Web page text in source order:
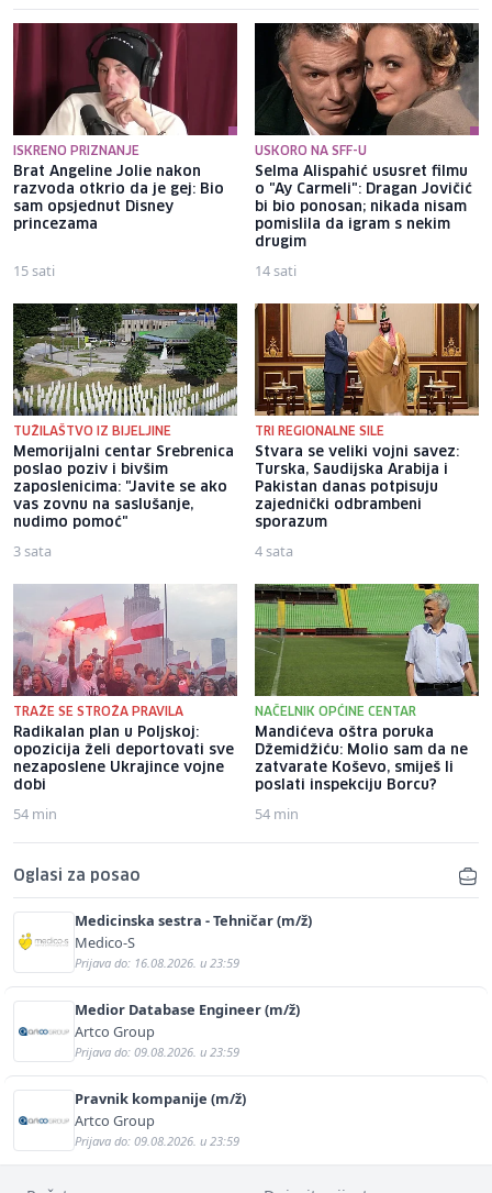
ISKRENO PRIZNANJE
Brat Angeline Jolie nakon
razvoda otkrio da je gej: Bio
sam opsjednut Disney
princezama
15 sati
USKORO NA SFF-U
Selma Alispahić ususret filmu
o "Ay Carmeli": Dragan Jovičić
bi bio ponosan; nikada nisam
pomislila da igram s nekim
drugim
14 sati
TUŽILAŠTVO IZ BIJELJINE
Memorijalni centar Srebrenica
poslao poziv i bivšim
zaposlenicima: "Javite se ako
vas zovnu na saslušanje,
nudimo pomoć"
3 sata
TRI REGIONALNE SILE
Stvara se veliki vojni savez:
Turska, Saudijska Arabija i
Pakistan danas potpisuju
zajednički odbrambeni
sporazum
4 sata
TRAŽE SE STROŽA PRAVILA
Radikalan plan u Poljskoj:
opozicija želi deportovati sve
nezaposlene Ukrajince vojne
dobi
54 min
NAČELNIK OPĆINE CENTAR
Mandićeva oštra poruka
Džemidžiću: Molio sam da ne
zatvarate Koševo, smiješ li
poslati inspekciju Borcu?
54 min
Oglasi za posao
Medicinska sestra - Tehničar (m/ž)
Medico-S
Prijava do: 16.08.2026. u 23:59
Medior Database Engineer (m/ž)
Artco Group
Prijava do: 09.08.2026. u 23:59
Pravnik kompanije (m/ž)
Artco Group
Prijava do: 09.08.2026. u 23:59